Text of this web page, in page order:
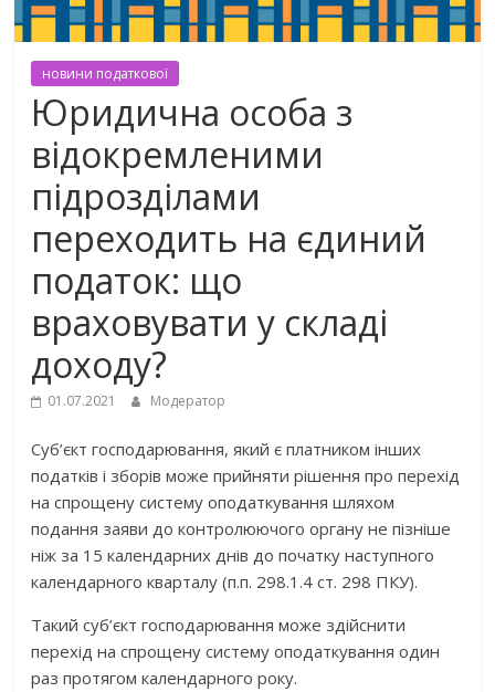
новини податкової
Юридична особа з
відокремленими
підрозділами
переходить на єдиний
податок: що
враховувати у складі
доходу?
01.07.2021 Модератор
Суб’єкт господарювання, який є платником інших
податків і зборів може прийняти рішення про перехід
на спрощену систему оподаткування шляхом
подання заяви до контролюючого органу не пізніше
ніж за 15 календарних днів до початку наступного
календарного кварталу (п.п. 298.1.4 ст. 298 ПКУ).
Такий суб’єкт господарювання може здійснити
перехід на спрощену систему оподаткування один
раз протягом календарного року.